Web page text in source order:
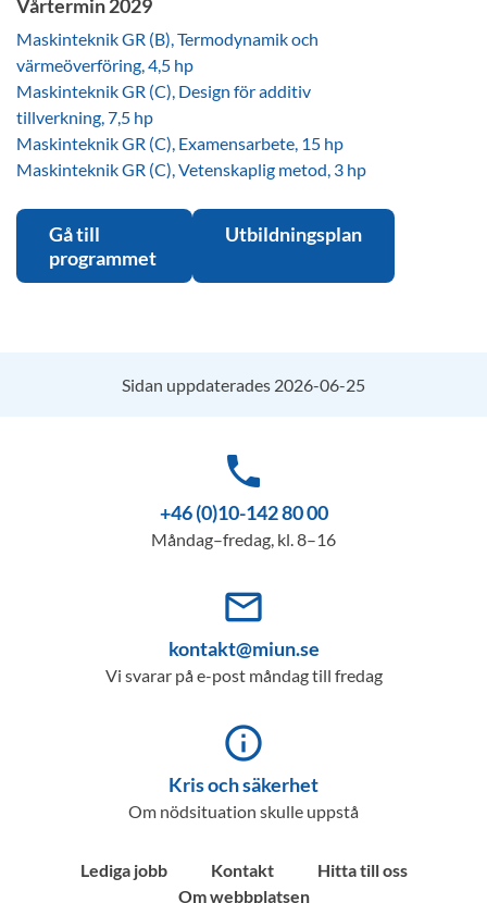
Vårtermin 2029
Maskinteknik GR (B), Termodynamik och
värmeöverföring, 4,5 hp
Maskinteknik GR (C), Design för additiv
tillverkning, 7,5 hp
Maskinteknik GR (C), Examensarbete, 15 hp
Maskinteknik GR (C), Vetenskaplig metod, 3 hp
Gå till
programmet
Utbildningsplan
Sidan uppdaterades 2026-06-25
phone
+46 (0)10-142 80 00
Måndag–fredag, kl. 8–16
mail_outline
kontakt@miun.se
Vi svarar på e-post måndag till fredag
info_outline
Kris och säkerhet
Om nödsituation skulle uppstå
Lediga jobb Kontakt
Hitta till oss
Om webbplatsen